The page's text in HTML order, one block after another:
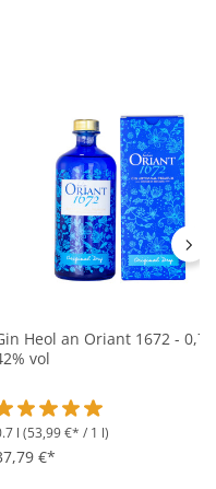
von 5 Sternen
Heol an Oriant 1672 - 0,7L
vol
l (53,99 €* / 1 l)
€*